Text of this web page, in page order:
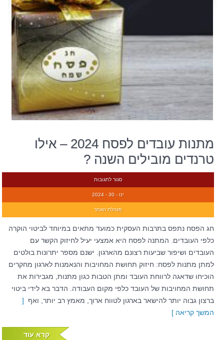
מתנות עובדים לפסח 2024 – אילו
טרנדים מובילים השנה ?
סגור לתגובות
ינו - 30 - 2024
מנהלת האתר
חג הפסח נתפס בתרבות העסקית כמועד מתאים במיוחד לביטוי הוקרה
כלפי העובדים. המתנה לפסח היא אמצעי יעיל לחיזוק הקשר עם
העובדים ושיפור שביעות רצונם מהארגון. ישנם מספר יתרונות בולטים
למתן מתנות לפסח: חיזוק תחושת המחויבות והנאמנות לארגון מחקרים
הוכיחו שדאגה לרווחת העובד ומתן הטבות כגון מתנות, מגבירות את
תחושת המחויבות של העובד כלפי מקום העבודה. הדבר בא לידי ביטוי
ברצון גבוה יותר להישאר בארגון לטווח ארוך, מאמץ רב יותר, ואף [
המשך קריאה ]
קרא עוד